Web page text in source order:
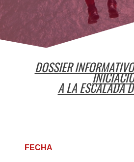
DOSSIER
A LA ESCALADA
FECHA